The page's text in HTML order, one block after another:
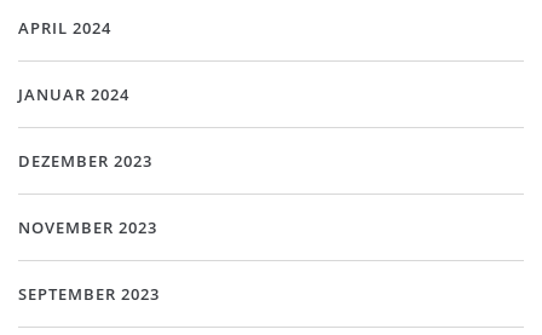
APRIL 2024
JANUAR 2024
DEZEMBER 2023
NOVEMBER 2023
SEPTEMBER 2023